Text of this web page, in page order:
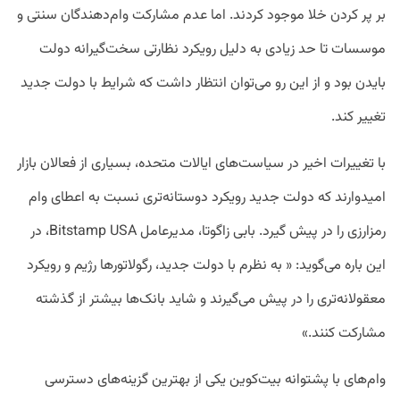
بر پر کردن خلا موجود کردند. اما عدم مشارکت وام‌دهندگان سنتی و
موسسات تا حد زیادی به دلیل رویکرد نظارتی سخت‌گیرانه دولت
بایدن بود و از این رو می‌توان انتظار داشت که شرایط با دولت جدید
تغییر کند.
با تغییرات اخیر در سیاست‌های ایالات متحده، بسیاری از فعالان بازار
امیدوارند که دولت جدید رویکرد دوستانه‌تری نسبت به اعطای وام
رمزارزی را در پیش گیرد. بابی زاگوتا، مدیرعامل Bitstamp USA، در
این باره می‌گوید: « به نظرم با دولت جدید، رگولاتور‌ها رژیم و رویکرد
معقولانه‌تری را در پیش می‌گیرند و شاید بانک‌ها بیشتر از گذشته
مشارکت کنند.»
وام‌های با پشتوانه بیت‌کوین یکی از بهترین گزینه‌های دسترسی